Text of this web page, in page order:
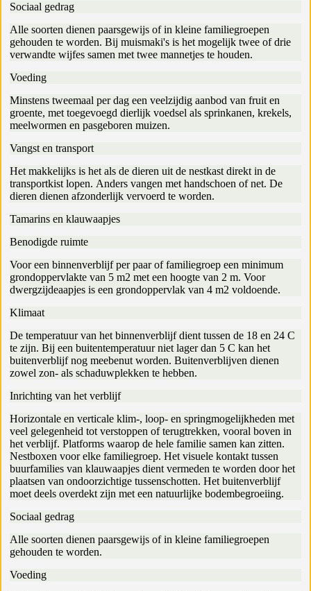
Sociaal gedrag
Alle soorten dienen paarsgewijs of in kleine familiegroepen
gehouden te worden. Bij muismaki's is het mogelijk twee of drie
verwandte wijfes samen met twee mannetjes te houden.
Voeding
Minstens tweemaal per dag een veelzijdig aanbod van fruit en
groente, met toegevoegd dierlijk voedsel als sprinkanen, krekels,
meelwormen en pasgeboren muizen.
Vangst en transport
Het makkelijks is het als de dieren uit de nestkast direkt in de
transportkist lopen. Anders vangen met handschoen of net. De
dieren dienen afzonderlijk vervoerd te worden.
Tamarins en klauwaapjes
Benodigde ruimte
Voor een binnenverblijf per paar of familiegroep een minimum
grondoppervlakte van 5 m2 met een hoogte van 2 m. Voor
dwergzijdeaapjes is een grondoppervlak van 4 m2 voldoende.
Klimaat
De temperatuur van het binnenverblijf dient tussen de 18 en 24 C
te zijn. Bij een buitentemperatuur niet lager dan 5 C kan het
buitenverblijf nog meebenut worden. Buitenverblijven dienen
zowel zon- als schaduwplekken te hebben.
Inrichting van het verblijf
Horizontale en verticale klim-, loop- en springmogelijkheden met
veel gelegenheid tot verstoppen of terugtrekken, vooral boven in
het verblijf. Platforms waarop de hele familie samen kan zitten.
Nestboxen voor elke familiegroep. Het visuele kontakt tussen
buurfamilies van klauwaapjes dient vermeden te worden door het
plaatsen van ondoorzichtige tussenschotten. Het buitenverblijf
moet deels overdekt zijn met een natuurlijke bodembegroeiing.
Sociaal gedrag
Alle soorten dienen paarsgewijs of in kleine familiegroepen
gehouden te worden.
Voeding